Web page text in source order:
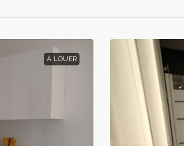
À LOUER